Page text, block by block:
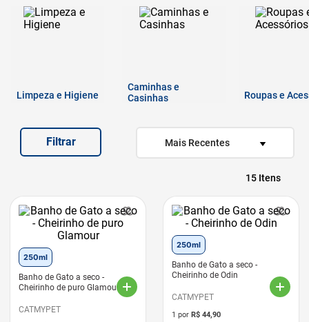
Limpeza e Higiene
Caminhas e
Casinhas
Roupas e
Mais Recentes
Filtrar
15
250ml
Banho de Gato a seco -
Cheirinho de puro Glamour
CATMYPET
250ml
Banho de Gato a seco -
Cheirinho de Odin
CATMYPET
1 por R$ 44,90
4º
areia
7º
ração úmida